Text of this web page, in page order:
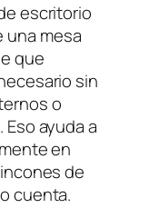
escritorio
una mesa
que
sin
o
ayuda a
en
de
cuenta.